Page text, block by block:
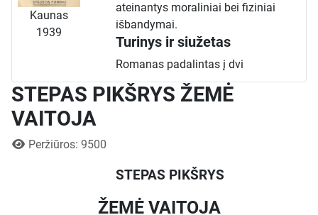
Kaunas
1939
ateinantys moraliniai bei fiziniai
išbandymai.
Turinys ir siužetas
Romanas padalintas į dvi
pagrindines dalis. Pirmojoje dalyje
aprašomas chaosas ir baimė, apėmę
veikėja Antanienė, kurios vyras
Antanas yra fronte, lieka viena su
dviem mažais vaikais ir senu uošviu
STEPAS PIKŠRYS ŽEMĖ
VAITOJA
Išsami informacija
Peržiūros: 9500
STEPAS PIKŠRYS
ŽEMĖ VAITOJA